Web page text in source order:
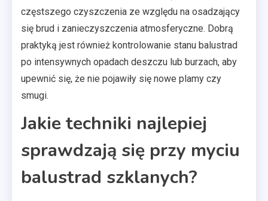
częstszego czyszczenia ze względu na osadzający
się brud i zanieczyszczenia atmosferyczne. Dobrą
praktyką jest również kontrolowanie stanu balustrad
po intensywnych opadach deszczu lub burzach, aby
upewnić się, że nie pojawiły się nowe plamy czy
smugi.
Jakie techniki najlepiej
sprawdzają się przy myciu
balustrad szklanych?